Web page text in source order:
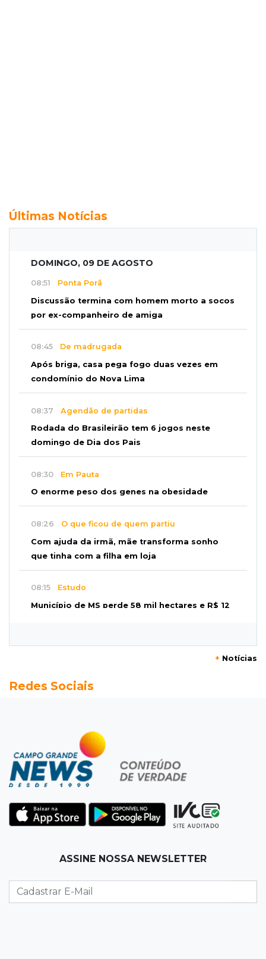
Últimas Notícias
DOMINGO, 09 DE AGOSTO
08:51 Ponta Porã
Discussão termina com homem morto a socos
por ex-companheiro de amiga
08:45 De madrugada
Após briga, casa pega fogo duas vezes em
condomínio do Nova Lima
08:37 Agendão de partidas
Rodada do Brasileirão tem 6 jogos neste
domingo de Dia dos Pais
08:30 Em Pauta
O enorme peso dos genes na obesidade
08:26 O que ficou de quem partiu
Com ajuda da irmã, mãe transforma sonho
que tinha com a filha em loja
08:15 Estudo
Município de MS perde 58 mil hectares e R$ 12
poste de energia elétrica
Campo Grande tem quatro interdições no
trânsito neste domingo
07:45Dia dos Pais
hoje paga um preço alto?
Pais passam kung-fu de geração em geração
+ Notícias
Redes Sociais
ASSINE NOSSA NEWSLETTER